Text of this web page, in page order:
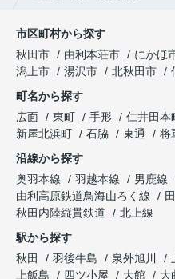
市区町村から探す
秋田市
由利本荘市 にかほ
潟上市
湯沢市 北秋田市
町名から探す
広面
東町 手形 仁井田本
新屋北浜町
石脇 東通
将
沿線から探す
奥羽本線
羽越本線 男鹿線
由利高原鉄道鳥海山ろく線
秋田内陸縦貫鉄道
北上線
駅から探す
秋田
羽後牛島 泉外旭川
上飯島
四ツ小屋 大館 大